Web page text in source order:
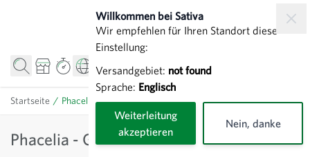
Willkommen bei Sativa
Wir empfehlen für Ihren Standort diese
Einstellung:
Versandgebiet: not found
Sprache: Englisch
Weiterleitung
akzeptieren
Nein, danke
Startseite / Phacelia - Gründüngung
Phacelia - Gründüngung